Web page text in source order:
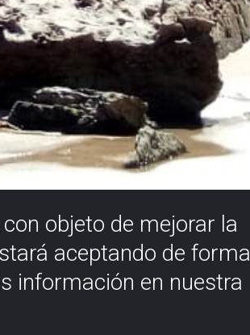
objeto de mejorar la
aceptando de forma
información en nuestra